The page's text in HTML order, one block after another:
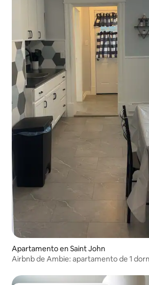
Apartamento en Saint John
Airbnb de Ambie: apartamento de 1